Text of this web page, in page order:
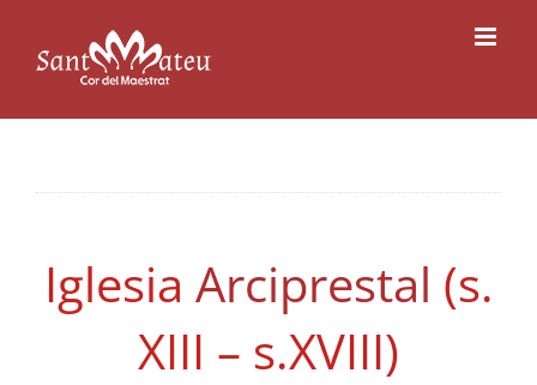
contenido
Iglesia Arciprestal (s.
XIII – s.XVIII)